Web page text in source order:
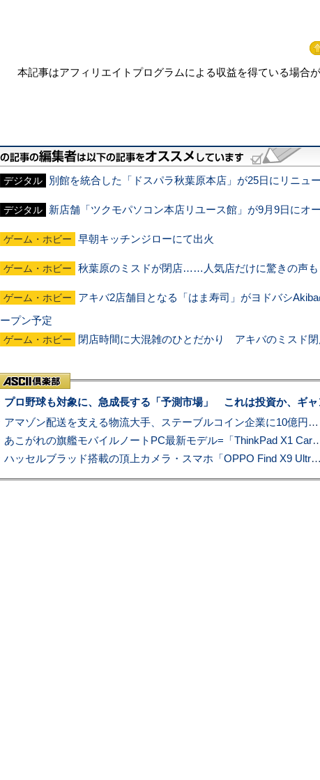
本記事はアフィリエイトプログラムによる収益を得ている場合
デジタル 別館を統合した「ドスパラ秋葉原本店」が25日にリニュ
デジタル 新店舗「ツクモパソコン本店リユース館」が9月9日にオ
ゲーム・ホビー 早朝キッチンジローにて出火
ゲーム・ホビー 秋葉原のミスドが閉店……人気店だけに驚きの声も
ゲーム・ホビー
アキバ2店舗目となる「はま寿司」がヨドバシ
ープン予定
ゲーム・ホビー 閉店時間に大混雑のひとだかり アキバのミスド
プロ野球も対象に、急成長する「予測市場」 これは投資か、ギャ
アマゾン配送を支える物流大手、ステーブルコイン企業に10億円投資のワケ
あこがれの旗艦モバイルノートPC最新モデル=「ThinkPad X1
ハッセルブラッド搭載の頂上カメラ・スマホ「OPPO Find X9 Ultra」実写レビュー=プロが本気で徹底撮影しました!!